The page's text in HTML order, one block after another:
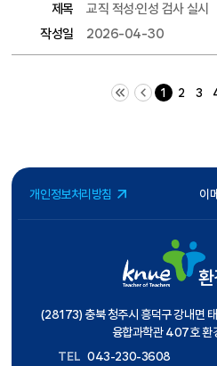
제목
교직 적성·인성 검사 실시
작성일
2026-04-30
처음 페이지 이전 10 페이지
1 2 3
개인정보처리방침 이
(28173) 충북 청주시 흥덕구 강내면
융합과학관 407호 환
TEL 043-230-3608